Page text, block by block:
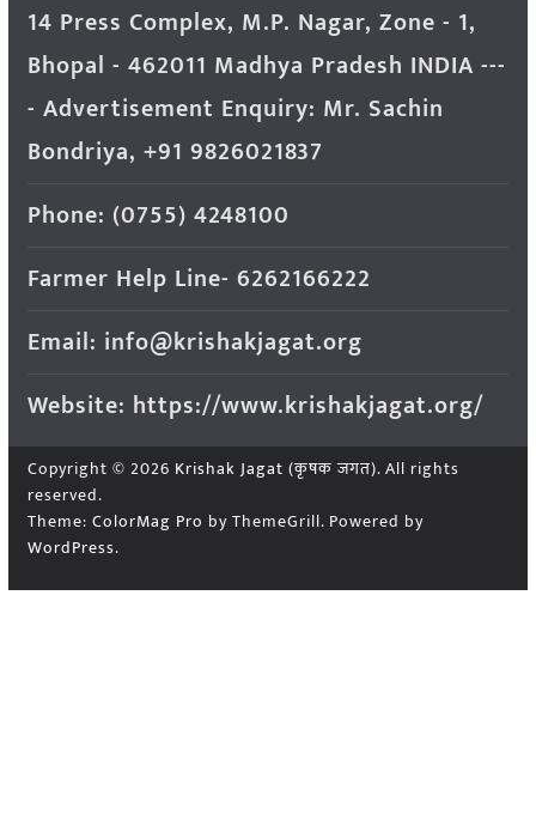
14 Press Complex, M.P. Nagar, Zone - 1,
Bhopal - 462011 Madhya Pradesh INDIA ---
- Advertisement Enquiry: Mr. Sachin
Bondriya, +91 9826021837
Phone: (0755) 4248100
Farmer Help Line- 6262166222
Email: info@krishakjagat.org
Website: https://www.krishakjagat.org/
Copyright © 2026 Krishak Jagat (कृषक जगत). All rights
reserved.
Theme: ColorMag Pro by ThemeGrill. Powered by
WordPress.